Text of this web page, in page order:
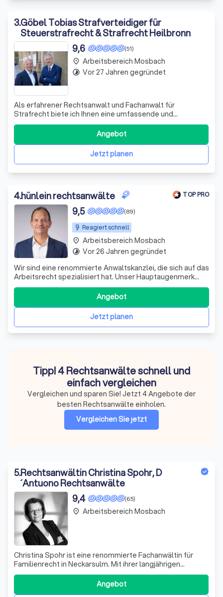
3.Göbel Tobias Strafverteidiger für
Steuerstrafrecht & Strafrecht Heilbronn
(51)
9,6
Als erfahrener Rechtsanwalt und Fachanwalt für
Strafrecht biete ich Ihnen eine umfassende und
kompetente Rechtsberatung. Mein Name ist Tobias
Göbel und ich habe mich auf die Bereiche Strafrecht,
Wirtschaftsstrafrecht und Steuerstrafrecht spezialisiert.
In schwierigen Situationen stehe ich Ihnen mit
Jetzt planen
Angebot
place Arbeitsbereich Mosbach
timelapse Vor 27 Jahren gegründet
4.hünlein rechtsanwälte TOP PRO
Reagiert schnell
(89)
9,5
Wir sind eine renommierte Anwaltskanzlei, die sich auf das
Arbeitsrecht spezialisiert hat. Unser Hauptaugenmerk
liegt auf der Beendigung von Arbeitsverhältnissen,
einschließlich Kündigungen und Aufhebungsverträgen
sowie den damit verbundenen Folgevereinbarungen
hinsichtlich Abwicklung und Abfindunge
Jetzt planen
Angebot
place Arbeitsbereich Mosbach
timelapse Vor 26 Jahren gegründet
Tipp! 4 Rechtsanwälte schnell und
einfach vergleichen
Vergleichen und sparen Sie! Jetzt 4 Angebote der
besten Rechtsanwälte einholen.
Vergleichen Sie jetzt
5.Rechtsanwältin Christina Spohr, D
´Antuono Rechtsanwälte
(65)
9,4
Christina Spohr ist eine renommierte Fachanwältin für
Familienrecht in Neckarsulm. Mit ihrer langjährigen
Erfahrung und ihrem umfangreichen Fachwissen hat sie
sich einen exzellenten Ruf in der Region erarbeitet. Als
Fachanwältin für Familienrecht ist Christina Spohr auf
Angebot
place Arbeitsbereich Mosbach